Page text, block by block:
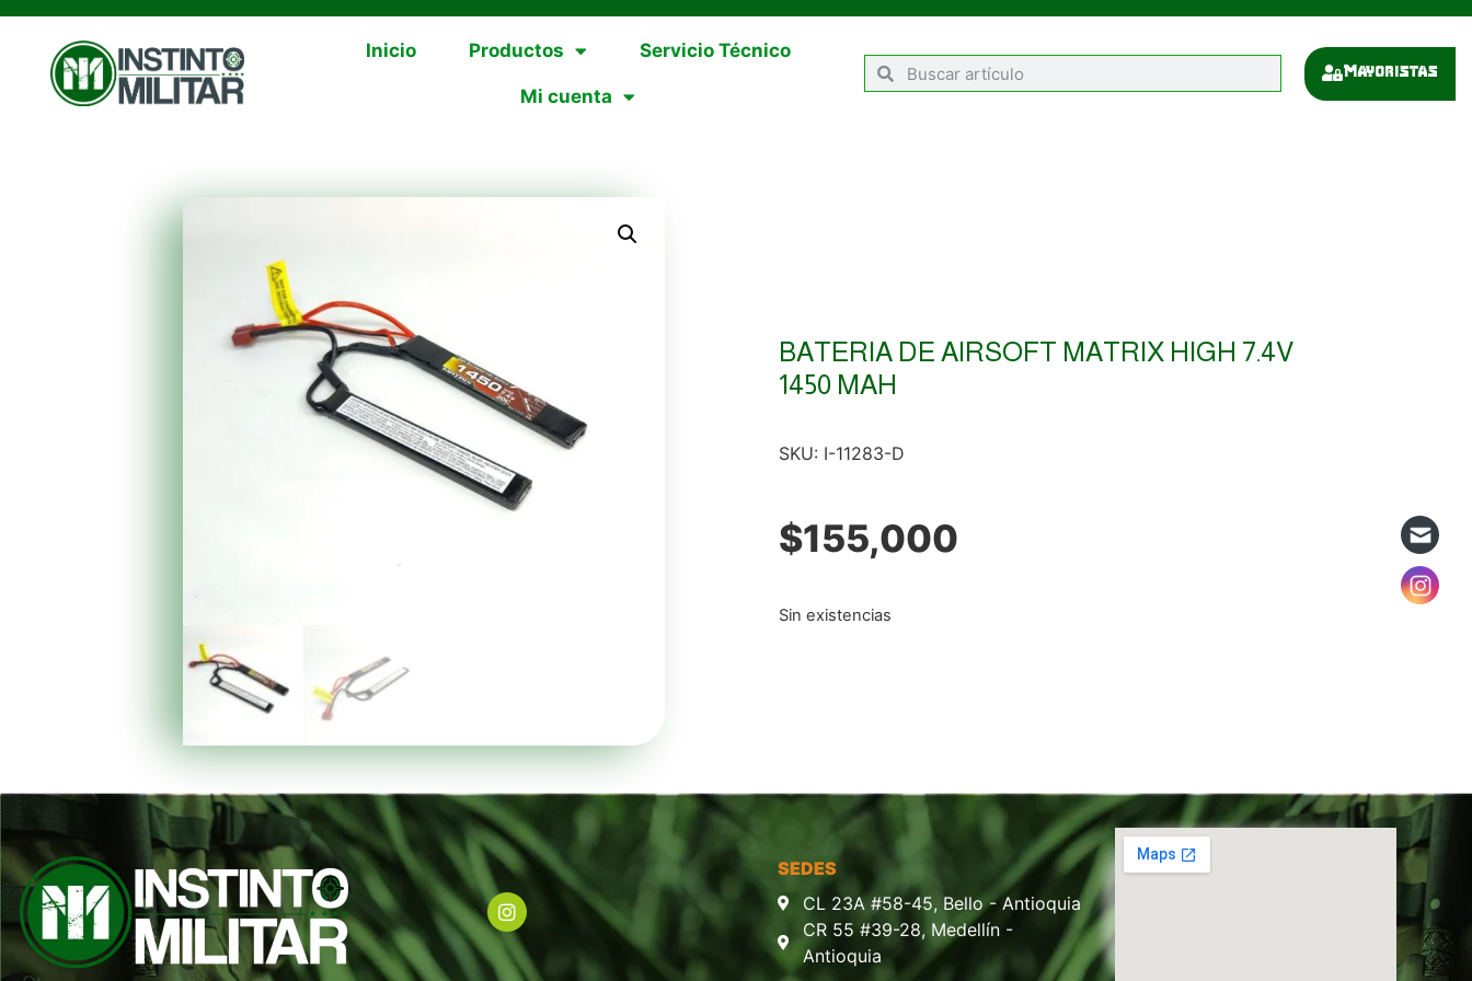
Inicio Productos Servicio Técnico
Mi cuenta
Mayoristas
BATERIA DE AIRSOFT MATRIX HIGH 7.4V
1450 MAH
SKU: I-11283-D
$155,000
Sin existencias
SEDES
CL 23A #58-45, Bello - Antioquia
CR 55 #39-28, Medellín -
Antioquia